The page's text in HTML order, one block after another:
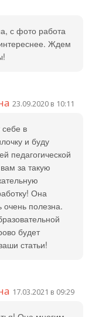
с фото работа
Ждем
23.09.2020 в 10:11
в
и буду
педагогической
за такую
Она
полезна.
будет
статьи!
17.03.2021 в 09:29